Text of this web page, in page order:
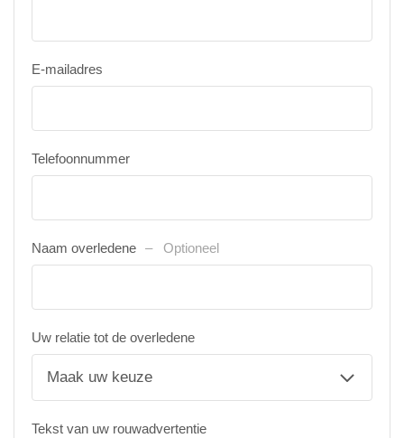
E-mailadres
Telefoonnummer
Naam overledene Optioneel
Uw relatie tot de overledene
Tekst van uw rouwadvertentie